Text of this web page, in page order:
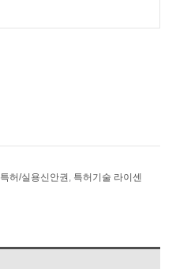
특허/실용신안권 , 특허기술 라이센